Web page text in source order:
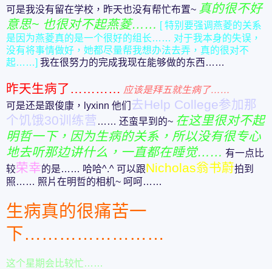
可是我没有留在学校，昨天也没有帮忙布置~ 真的很不好
意思~ 也很对不起燕菱…… [ 特别要强调燕菱的关系
是因为燕菱真的是一个很好的组长…… 对于我本身的失误，
没有将事情做好，她都尽量帮我想办法去弄，真的很对不
起……] 我在很努力的完成我现在能够做的东西……
昨天生病了………… 应该是拜五就生病了……
可是还是跟俊康，lyxinn 他们 去Help College参加那
个饥饿30训练营 …… 还蛮早到的~ 在这里很对不起
明哲一下，因为生病的关系，所以没有很专心
地去听那边讲什么，一直都在睡觉…… 有一点比
较荣幸的是…… 哈哈^.^ 可以跟Nicholas翁书蔚拍到
照…… 照片在明哲的相机~ 呵呵……
生病真的很痛苦一
下……………………
这个星期会比较忙……